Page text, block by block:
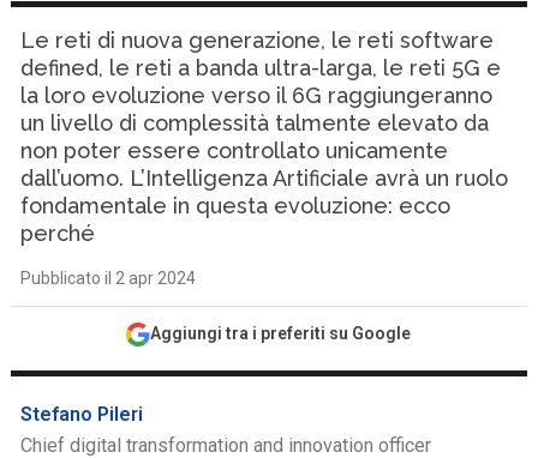
Le reti di nuova generazione, le reti software
defined, le reti a banda ultra-larga, le reti 5G e
la loro evoluzione verso il 6G raggiungeranno
un livello di complessità talmente elevato da
non poter essere controllato unicamente
dall’uomo. L’Intelligenza Artificiale avrà un ruolo
fondamentale in questa evoluzione: ecco
perché
Pubblicato il 2 apr 2024
Aggiungi tra i preferiti su Google
Stefano Pileri
Chief digital transformation and innovation officer